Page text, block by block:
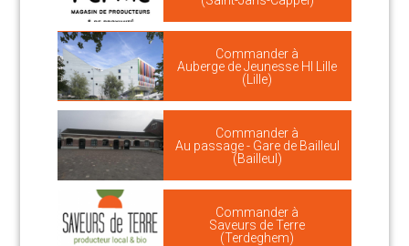
Commander à
Auberge de Jeunesse HI Lille
(Lille)
Commander à
Au passage - Gare de Bailleul
(Bailleul)
Commander à
Saveurs de Terre
(Terdeghem)